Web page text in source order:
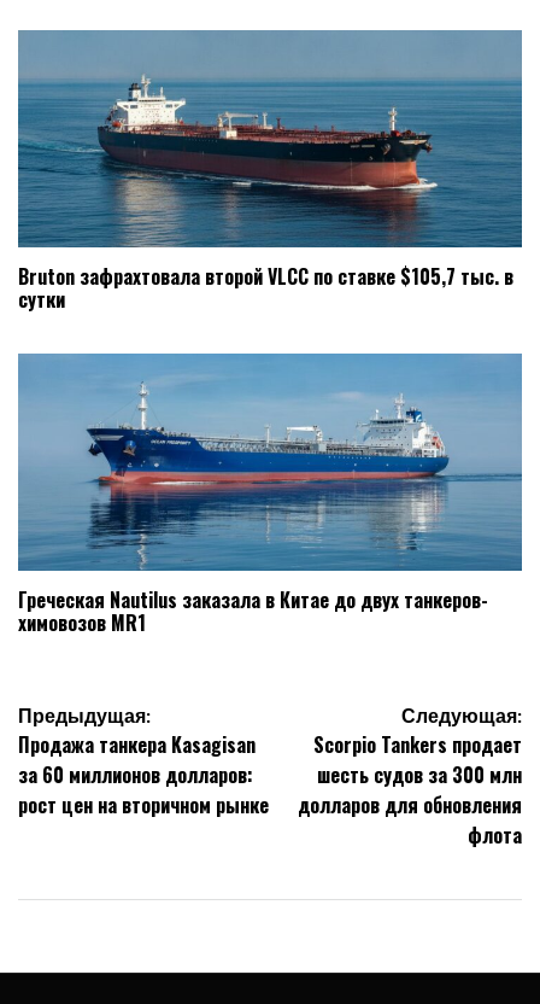
Bruton зафрахтовала второй VLCC по ставке $105,7 тыс. в
сутки
Греческая Nautilus заказала в Китае до двух танкеров-
химовозов MR1
Навигация
по
записям
Предыдущая:
Продажа танкера Kasagisan
за 60 миллионов долларов:
рост цен на вторичном рынке
Следующая:
Scorpio Tankers продает
шесть судов за 300 млн
долларов для обновления
флота